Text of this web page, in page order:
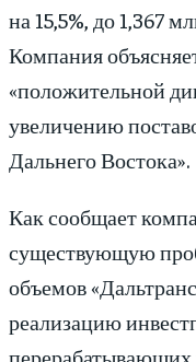
на 15,5%, до 1,367
Компания
«положительной
увеличению
Дальнего Востока».
Как сообщает
существующую
объемов
реализацию